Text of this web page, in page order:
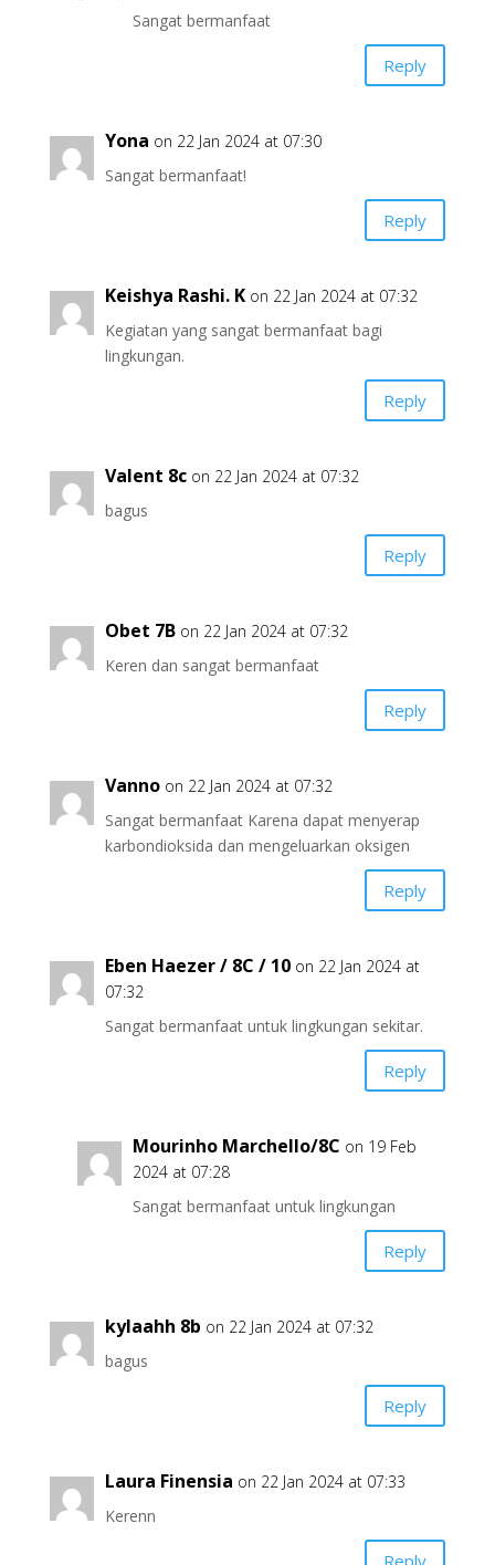
Sangat bermanfaat
Reply
Yona on 22 Jan 2024 at 07:30
Sangat bermanfaat!
Reply
Keishya Rashi. K on 22 Jan 2024 at 07:32
Kegiatan yang sangat bermanfaat bagi
lingkungan.
Reply
Valent 8c on 22 Jan 2024 at 07:32
bagus
Reply
Obet 7B on 22 Jan 2024 at 07:32
Keren dan sangat bermanfaat
Reply
Vanno on 22 Jan 2024 at 07:32
Sangat bermanfaat Karena dapat menyerap
karbondioksida dan mengeluarkan oksigen
Reply
Eben Haezer / 8C / 10 on 22 Jan 2024 at
07:32
Sangat bermanfaat untuk lingkungan sekitar.
Reply
Mourinho Marchello/8C on 19 Feb
2024 at 07:28
Sangat bermanfaat untuk lingkungan
Reply
kylaahh 8b on 22 Jan 2024 at 07:32
bagus
Reply
Laura Finensia on 22 Jan 2024 at 07:33
Kerenn
Reply